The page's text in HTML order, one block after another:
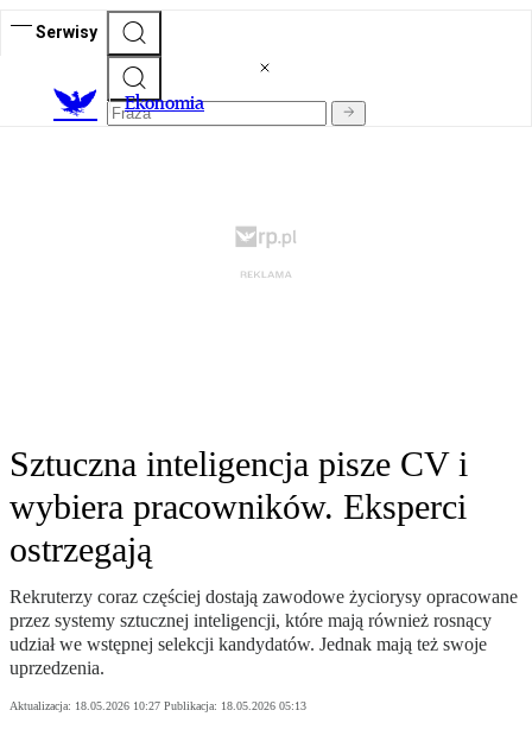
Serwisy
Ekonomia
Sztuczna inteligencja pisze CV i
wybiera pracowników. Eksperci
ostrzegają
Rekruterzy coraz częściej dostają zawodowe życiorysy opracowane
przez systemy sztucznej inteligencji, które mają również rosnący
udział we wstępnej selekcji kandydatów. Jednak mają też swoje
uprzedzenia.
Aktualizacja: 18.05.2026 10:27 Publikacja: 18.05.2026 05:13